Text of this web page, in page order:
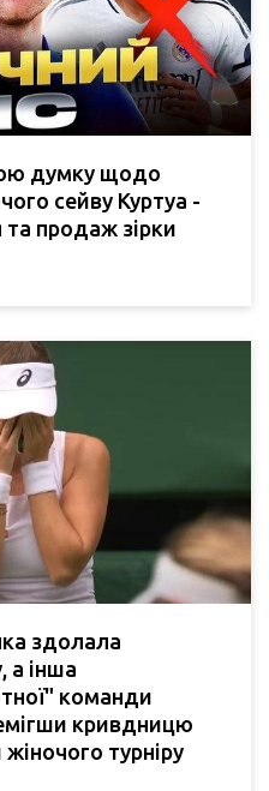
думку щодо
сейву Куртуа -
продаж зірки
здолала
а інша
команди
кривдницю
турніру